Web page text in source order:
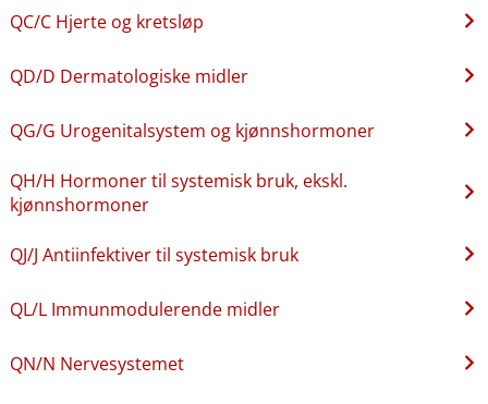
QC​/​C Hjerte og kretsløp
QD​/​D Dermatologiske midler
QG​/​G Urogenitalsystem og kjønnshormoner
QH​/​H Hormoner til systemisk bruk, ekskl.
kjønnshormoner
QJ​/​J Antiinfektiver til systemisk bruk
QL​/​L Immunmodulerende midler
QN​/​N Nervesystemet